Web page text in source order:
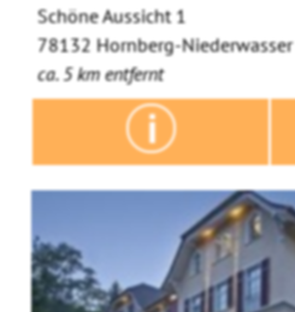
Schöne Aussicht 1
78132 Hornberg-Niederwasser
ca. 5 km entfernt